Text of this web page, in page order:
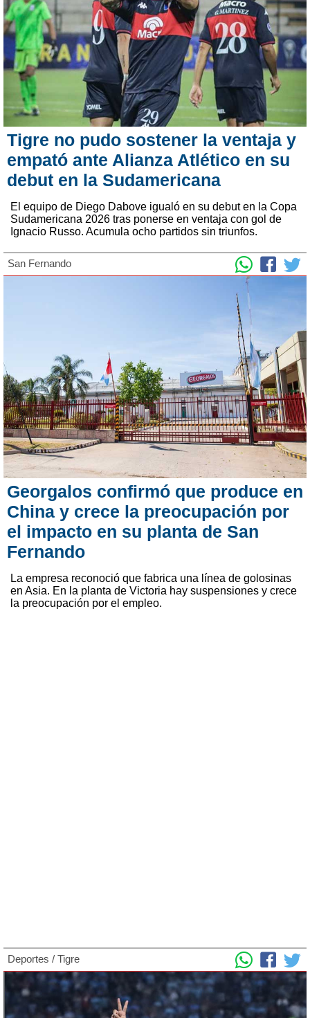
Tigre no pudo sostener la ventaja y
empató ante Alianza Atlético en su
debut en la Sudamericana
El equipo de Diego Dabove igualó en su debut en la Copa
Sudamericana 2026 tras ponerse en ventaja con gol de
Ignacio Russo. Acumula ocho partidos sin triunfos.
San Fernando
Georgalos confirmó que produce en
China y crece la preocupación por
el impacto en su planta de San
Fernando
La empresa reconoció que fabrica una línea de golosinas
en Asia. En la planta de Victoria hay suspensiones y crece
la preocupación por el empleo.
Deportes / Tigre